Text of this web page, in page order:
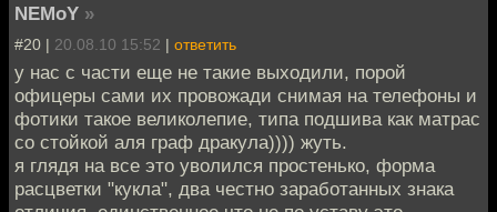
NEMoY »
#20 | 20.08.10 15:52 | ответить
у нас с части еще не такие выходили, порой
офицеры сами их провожади снимая на телефоны и
фотики такое великолепие, типа подшива как матрас
со стойкой аля граф дракула)))) жуть.
я глядя на все это уволился простенько, форма
расцветки "кукла", два честно заработанных знака